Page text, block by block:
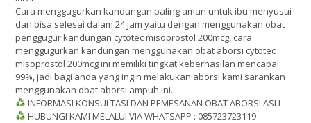
Cara menggugurkan kandungan paling aman untuk ibu menyusui
dan bisa selesai dalam 24 jam yaitu dengan menggunakan obat
penggugur kandungan cytotec misoprostol 200mcg, cara
menggugurkan kandungan menggunakan obat aborsi cytotec
misoprostol 200mcg ini memiliki tingkat keberhasilan mencapai
99%, jadi bagi anda yang ingin melakukan aborsi kami sarankan
menggunakan obat aborsi ampuh ini.
INFORMASI KONSULTASI DAN PEMESANAN OBAT ABORSI ASLI
HUBUNGI KAMI MELALUI VIA WHATSAPP : 085723723119